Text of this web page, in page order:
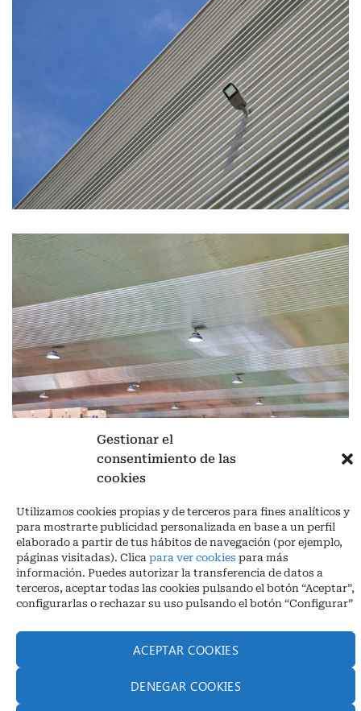
Gestionar el
consentimiento de las
cookies
Utilizamos cookies propias y de terceros para fines analíticos y
para mostrarte publicidad personalizada en base a un perfil
elaborado a partir de tus hábitos de navegación (por ejemplo,
páginas visitadas). Clica para ver cookies para más
información. Puedes autorizar la transferencia de datos a
terceros, aceptar todas las cookies pulsando el botón “Aceptar”,
configurarlas o rechazar su uso pulsando el botón “Configurar”
ACEPTAR COOKIES
DENEGAR COOKIES
Ctra. A-3132, De Aguilar a A-318 por Moriles km 15,5 M.I. (Córdoba)
España
COORDENADAS: Latitud: 37,40 – Longitud -04,58 | Telf. + 34 957 51
30 68
info@infrico.com Infrico SL 2026©. Diseñado por Babait Technology